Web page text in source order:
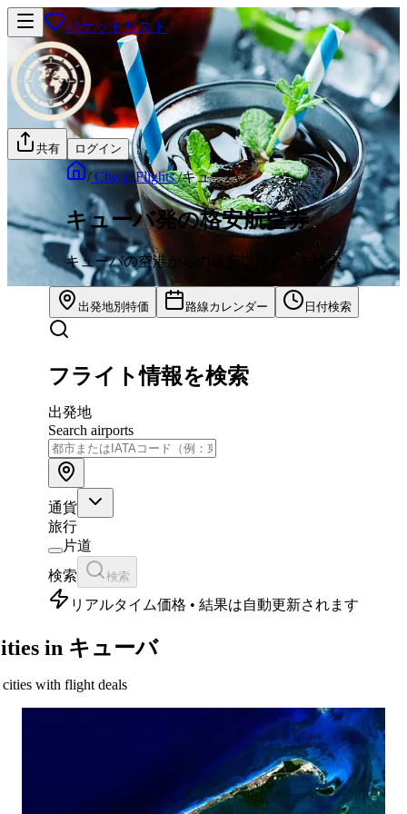
バケットリスト
共有 ログイン
/Cheap Flights/キューバ
キューバ発の格安航空券
キューバの空港からの最安フライトを検索
出発地別特価 路線カレンダー 日付検索
フライト情報を検索
出発地
Search airports
通貨
旅行
片道
検索
検索
リアルタイム価格 • 結果は自動更新されます
in キューバ
cities with flight deals